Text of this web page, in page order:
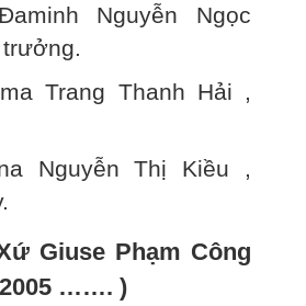
Nguyễn Ngọc
Trang Thanh Hải ,
Nguyễn Thị Kiều ,
Giuse Phạm Công
……. )